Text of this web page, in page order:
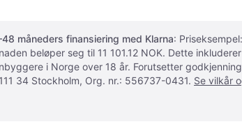
måneders finansiering med Klarna:
beløper seg til 11 101.12 NOK. Dette
i Norge over 18 år. Forutsetter
34 Stockholm, Org. nr.: 556737-0431. Se vilkår